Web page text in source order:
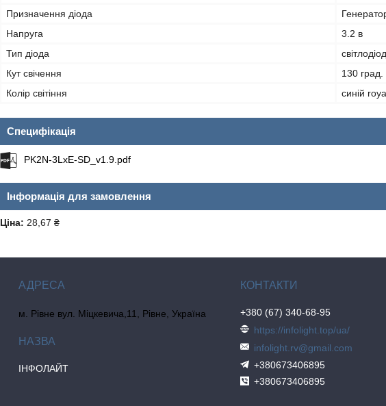
Призначення діода
Напруга
3.2 в
Тип діода
Кут свічення
130 град.
Колір світіння
синій
Специфікація
PK2N-3LxE-SD_v1.9.pdf
Інформація для замовлення
Ціна: 28,67 ₴
м. Рівне вул. Міцкевича,11, Рівне, Україна
ІНФОЛАЙТ
+380 (67) 340-68-95
https://infolight.top/ua/
infolight.rv@gmail.com
+380673406895
+380673406895